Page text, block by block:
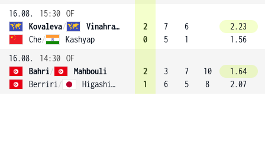
16.08.
15:30 OF
Kovaleva/
Vinahradava
Che/ Kashyap
2
0
7
5
6
1
2.23
1.56
16.08.
14:30 OF
Bahri/
Mahbouli
Berriri / Higashitani
2
1
3
6
7
5
10
8
1.64
2.07